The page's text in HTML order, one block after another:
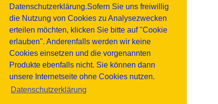
Datenschutzerklärung.Sofern Sie uns freiwillig
die Nutzung von Cookies zu Analysezwecken
erteilen möchten, klicken Sie bitte auf "Cookie
erlauben". Anderenfalls werden wir keine
Cookies einsetzen und die vorgenannten
Produkte ebenfalls nicht. Sie können dann
unsere Internetseite ohne Cookies nutzen.
Datenschutzerklärung